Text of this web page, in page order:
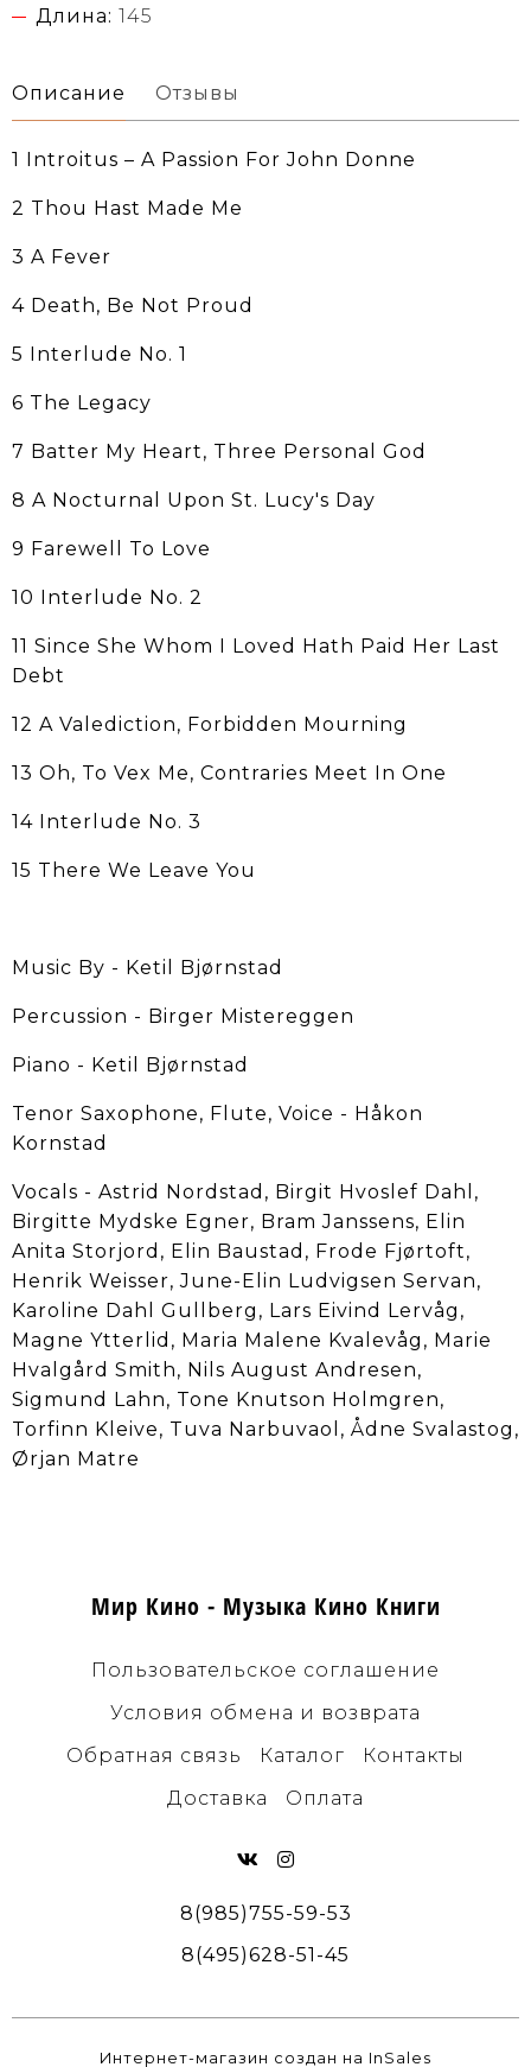
Длина: 145
Описание Отзывы
1 Introitus‎ ‎– A Passion For John Donne
2 Thou Hast Made Me
3 A Fever
4 Death, Be Not Proud
5 Interlude No. 1
6 The Legacy
7 Batter My Heart, Three Personal God
8 A Nocturnal Upon St. Lucy's Day
9 Farewell To Love
10 Interlude No. 2
11 Since She Whom I Loved Hath Paid Her Last
Debt
12 A Valediction, Forbidden Mourning
13 Oh, To Vex Me, Contraries Meet In One
14 Interlude No. 3
15 There We Leave You
Music By - Ketil Bjørnstad
Percussion - Birger Mistereggen
Piano - Ketil Bjørnstad
Tenor Saxophone, Flute, Voice - Håkon
Kornstad
Vocals - Astrid Nordstad, Birgit Hvoslef Dahl,
Birgitte Mydske Egner, Bram Janssens, Elin
Anita Storjord, Elin Baustad, Frode Fjørtoft,
Henrik Weisser, June-Elin Ludvigsen Servan,
Karoline Dahl Gullberg, Lars Eivind Lervåg,
Magne Ytterlid, Maria Malene Kvalevåg, Marie
Hvalgård Smith, Nils August Andresen,
Sigmund Lahn, Tone Knutson Holmgren,
Torfinn Kleive, Tuva Narbuvaol, Ådne Svalastog,
Ørjan Matre
Мир Кино - Музыка Кино Книги
Пользовательское соглашение
Условия обмена и возврата
Обратная связь
Каталог
Контакты
Доставка
Оплата
8(985)755-59-53
8(495)628-51-45
Интернет-магазин создан на InSales